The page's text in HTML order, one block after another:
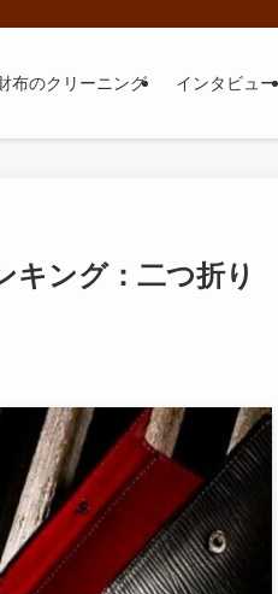
布のクリーニング インタビュー
キング：二つ折り